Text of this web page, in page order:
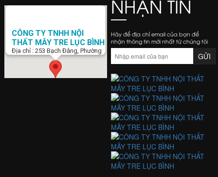
CÔNG TY TNHH NỘI
THẤT MÂY TRE LỤC BÌNH
Địa chỉ : 253 Bạch Đằng, Phường
15, Q. Bình Thạnh, Tp. Hồ Chí Minh
Điện Thoại : 0938 423 805
banghemaytrela@gmail.com
NHẬN TIN
Hãy để địa chỉ email của bạn để
nhận thông tin mới nhất từ chúng tôi